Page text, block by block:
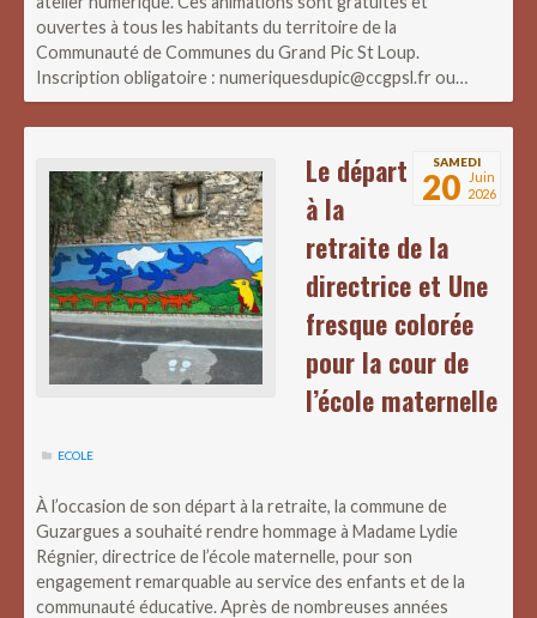
ouvertes à tous les habitants du territoire de la
Communauté de Communes du Grand Pic St Loup.
Inscription obligatoire : numeriquesdupic@ccgpsl.fr ou…
SAMEDI
20
Juin
2026
Le départ
à la
retraite de la
directrice et Une
fresque colorée
pour la cour de
l’école maternelle
ECOLE
À l’occasion de son départ à la retraite, la commune de
Guzargues a souhaité rendre hommage à Madame Lydie
Régnier, directrice de l’école maternelle, pour son
engagement remarquable au service des enfants et de la
communauté éducative. Après de nombreuses années